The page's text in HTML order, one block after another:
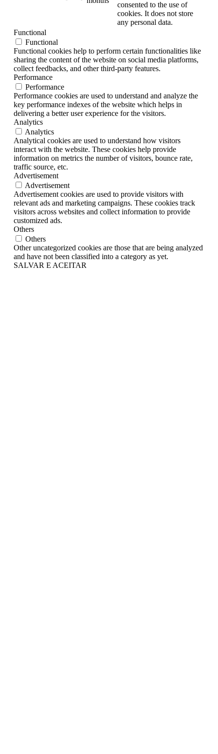
consented to the use of
cookies. It does not store
any personal data.
Functional
Functional
Functional cookies help to perform certain functionalities like
sharing the content of the website on social media platforms,
collect feedbacks, and other third-party features.
Performance
Performance
Performance cookies are used to understand and analyze the
key performance indexes of the website which helps in
delivering a better user experience for the visitors.
Analytics
Analytics
Analytical cookies are used to understand how visitors
interact with the website. These cookies help provide
information on metrics the number of visitors, bounce rate,
traffic source, etc.
Advertisement
Advertisement
Advertisement cookies are used to provide visitors with
relevant ads and marketing campaigns. These cookies track
visitors across websites and collect information to provide
customized ads.
Others
Others
Other uncategorized cookies are those that are being analyzed
and have not been classified into a category as yet.
SALVAR E ACEITAR